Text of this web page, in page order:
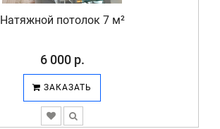
Натяжной потолок 7 м²
6 000 р.
ЗАКАЗАТЬ